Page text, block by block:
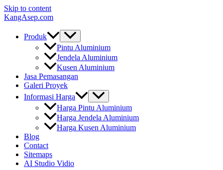
Skip to content
KangAsep.com
Produk
Pintu Aluminium
Jendela Aluminium
Kusen Aluminium
Jasa Pemasangan
Galeri Proyek
Informasi Harga
Harga Pintu Aluminium
Harga Jendela Aluminium
Harga Kusen Aluminium
Blog
Contact
Sitemaps
AI Studio Vidio